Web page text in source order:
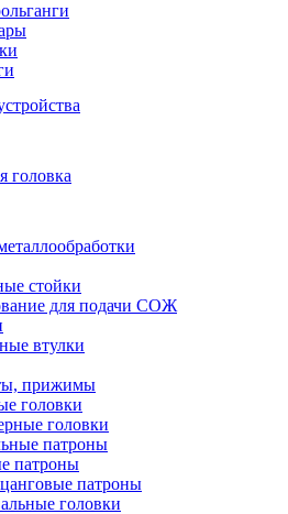
головка
стойки
для подачи СОЖ
втулки
прижимы
головки
головки
патроны
патроны
патроны
головки